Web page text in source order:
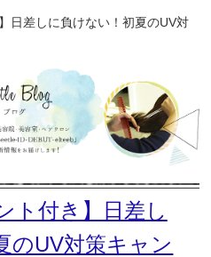
日差しに負けない！初夏のUV対
ト付き】日差し
のUV対策キャン